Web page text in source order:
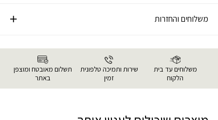
משלוחים והחזרות
משלוחים עד בית
הלקוח
שירות ותמיכה טלפונית
זמין
תשלום מאובטח ומוצפן
באתר